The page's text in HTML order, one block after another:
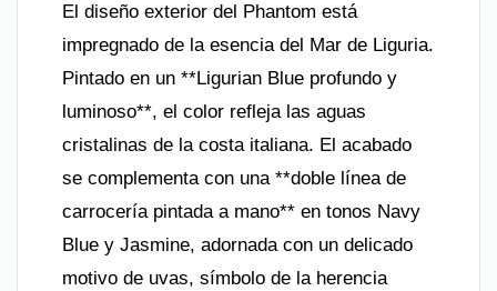
El diseño exterior del Phantom está
impregnado de la esencia del Mar de Liguria.
Pintado en un **Ligurian Blue profundo y
luminoso**, el color refleja las aguas
cristalinas de la costa italiana. El acabado
se complementa con una **doble línea de
carrocería pintada a mano** en tonos Navy
Blue y Jasmine, adornada con un delicado
motivo de uvas, símbolo de la herencia